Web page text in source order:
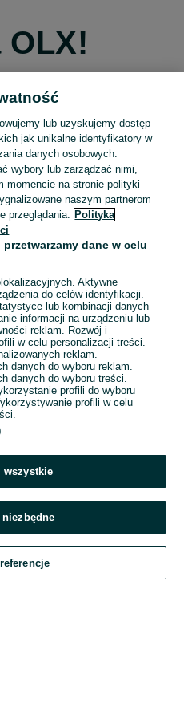
OLX!
Facebooka
konto Apple
konto Google
się
z dostawców wskazanych powyżej,
w jego aktualnym brzmieniu.
lub uzyskujemy dostęp
jak unikalne identyfikatory w
danych osobowych.
wybory lub zarządzać nimi,
momencie na stronie polityki
naszym partnerom
przeglądania.
Polityka
dane w celu
Aktywne
do celów identyfikacji.
lub kombinacji danych
informacji na urządzeniu lub
reklam. Rozwój i
w celu personalizacji treści.
reklam.
danych do wyboru reklam.
danych do wyboru treści.
profili do wyboru
profili w celu
wszystkie